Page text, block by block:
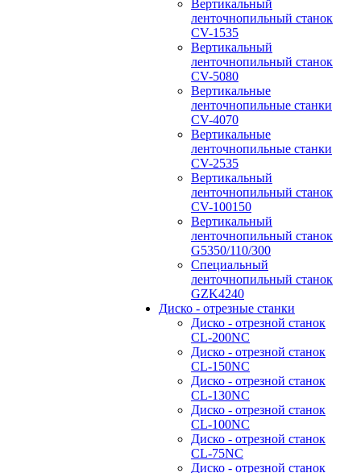
Вертикальный
ленточнопильный станок
CV-1535
Вертикальный
ленточнопильный станок
CV-5080
Вертикальные
ленточнопильные станки
CV-4070
Вертикальные
ленточнопильные станки
CV-2535
Вертикальный
ленточнопильный станок
CV-100150
Вертикальный
ленточнопильный станок
G5350/110/300
Специальный
ленточнопильный станок
GZK4240
Диско - отрезные станки
Диско - отрезной станок
CL-200NC
Диско - отрезной станок
CL-150NC
Диско - отрезной станок
CL-130NC
Диско - отрезной станок
CL-100NC
Диско - отрезной станок
CL-75NC
Диско - отрезной станок